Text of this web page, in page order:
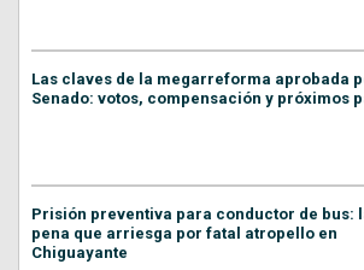
Las claves de la megarreforma aprobada
Senado: votos, compensación y próximos
Prisión preventiva para conductor de bus:
pena que arriesga por fatal atropello en
Chiguayante